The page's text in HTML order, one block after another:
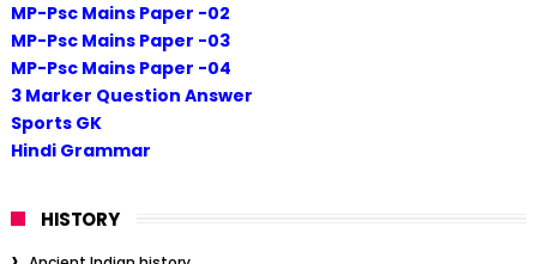
MP-Psc Mains Paper -02
MP-Psc Mains Paper -03
MP-Psc Mains Paper -04
3 Marker Question Answer
Sports GK
Hindi Grammar
HISTORY